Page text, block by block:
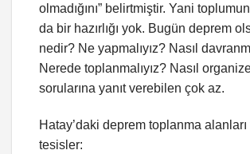
olmadığını” belirtmiştir. Yani
da bir hazırlığı yok. Bugün deprem
nedir? Ne yapmalıyız? Nasıl
Nerede toplanmalıyız? Nasıl
sorularına yanıt verebilen çok az.
Hatay’daki deprem toplanma
tesisler: